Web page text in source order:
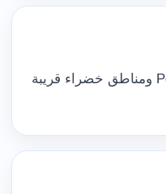
Cusworth Park وPotteric Carr ومناطق خضراء قريبة